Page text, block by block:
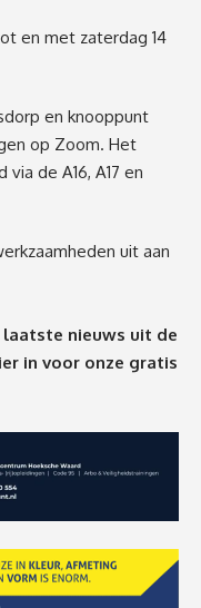
en met zaterdag 14
en knooppunt
op Zoom. Het
de A16, A17 en
uit aan
nieuws uit de
in voor onze gratis